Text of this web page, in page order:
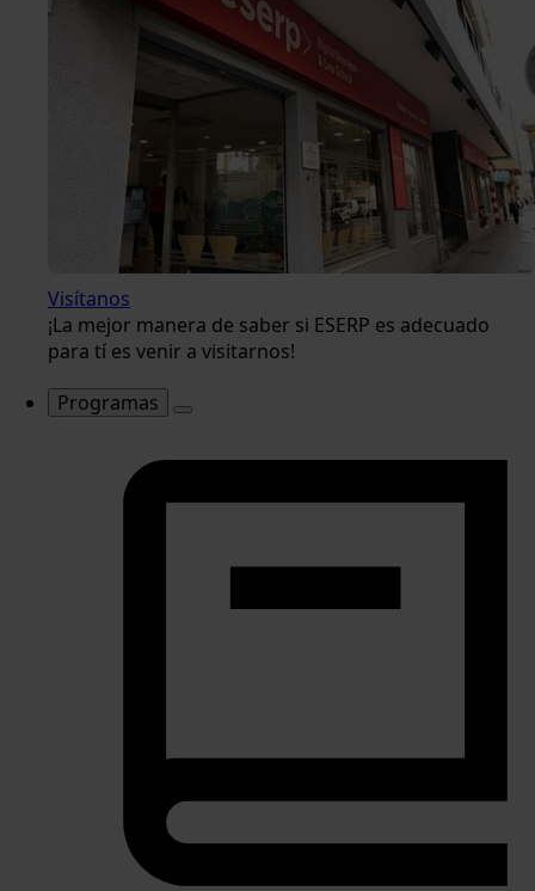
Visítanos
¡La mejor manera de saber si ESERP es adecuado
para tí es venir a visitarnos!
Programas